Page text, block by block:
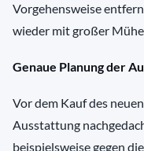
Vorgehensweise
wieder mit großer
Genaue Planung der
Vor dem Kauf des
Ausstattung
beispielsweise gegen